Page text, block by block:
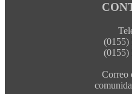
(0155)
(0155)
Correo